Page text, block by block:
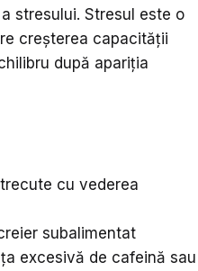
stresului. Stresul este o
creșterea capacității
după apariția
cu vederea
subalimentat
excesivă de cafeină sau